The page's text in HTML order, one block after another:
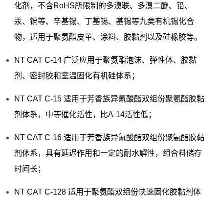
化剂，不含RoHS所限制的多溴联、多溴二醚、铅、
汞、镉等、辛基锡、丁基锡、基锡等九类有机锡化合
物，适用于聚氨酯皮革、涂料、胶黏剂以及硅橡胶等。
NT CAT C-14 广泛应用于聚氨酯泡沫、弹性体、胶黏
剂、密封胶和室温固化有机硅体系；
NT CAT C-15 适用于芳香族异氰酸酯双组份聚氨酯胶黏
剂体系，中等催化活性，比A-14活性低；
NT CAT C-16 适用于芳香族异氰酸酯双组份聚氨酯胶黏
剂体系，具有延迟作用和一定的耐水解性，组合料储存
时间长；
NT CAT C-128 适用于聚氨酯双组份快速固化胶黏剂体